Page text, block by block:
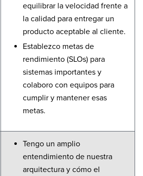
equilibrar la velocidad frente a
la calidad para entregar un
producto aceptable al cliente.
Establezco metas de
rendimiento (SLOs) para
sistemas importantes y
colaboro con equipos para
cumplir y mantener esas
metas.
Tengo un amplio
entendimiento de nuestra
arquitectura y cómo el